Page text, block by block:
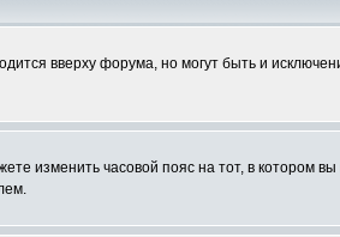
вверху форума, но могут быть и
изменить часовой пояс на тот, в котором